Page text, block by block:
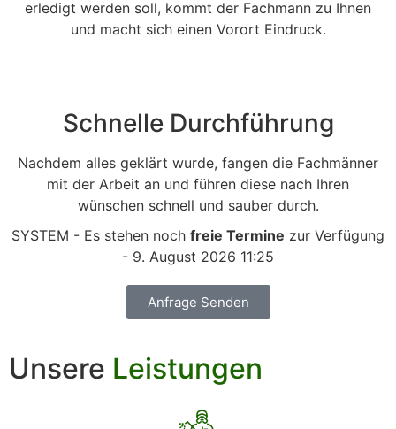
erledigt werden soll, kommt der Fachmann zu Ihnen
und macht sich einen Vorort Eindruck.
Schnelle Durchführung
Nachdem alles geklärt wurde, fangen die Fachmänner
mit der Arbeit an und führen diese nach Ihren
wünschen schnell und sauber durch.
SYSTEM - Es stehen noch freie Termine zur Verfügung
- 9. August 2026 11:25
Anfrage Senden
Unsere Leistungen